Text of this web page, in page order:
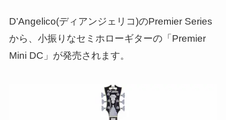
D’Angelico(ディアンジェリコ)のPremier Series
から、小振りなセミホローギターの「Premier
Mini DC」が発売されます。